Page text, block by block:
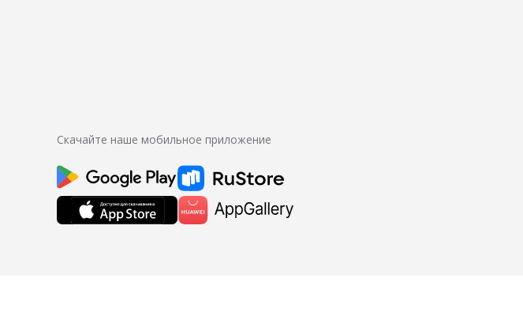
Скачайте наше мобильное приложение